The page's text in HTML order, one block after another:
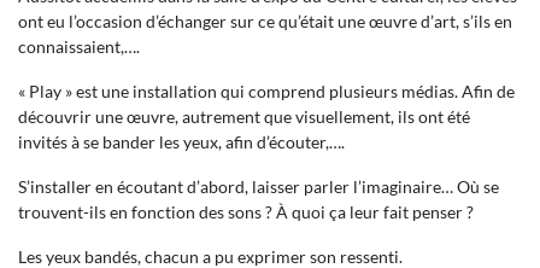
ont eu l’occasion d’échanger sur ce qu’était une œuvre d’art, s’ils en
connaissaient,….
« Play » est une installation qui comprend plusieurs médias. Afin de
découvrir une œuvre, autrement que visuellement, ils ont été
invités à se bander les yeux, afin d’écouter,….
S’installer en écoutant d’abord, laisser parler l’imaginaire… Où se
trouvent-ils en fonction des sons ? À quoi ça leur fait penser ?
Les yeux bandés, chacun a pu exprimer son ressenti.